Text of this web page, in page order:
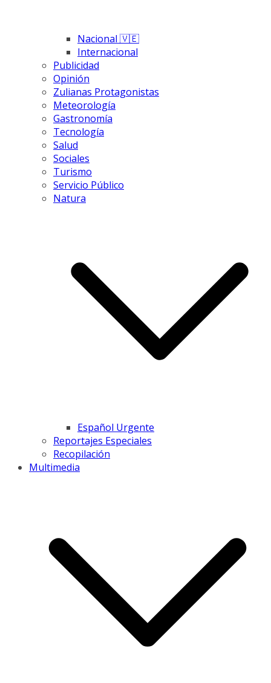
Nacional 🇻🇪
Internacional
Publicidad
Opinión
Zulianas Protagonistas
Meteorología
Gastronomía
Tecnología
Salud
Sociales
Turismo
Servicio Público
Natura
Español Urgente
Reportajes Especiales
Recopilación
Multimedia